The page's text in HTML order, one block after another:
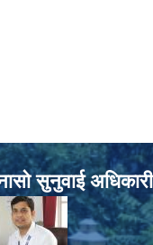
सुनुवाई अधिकारी